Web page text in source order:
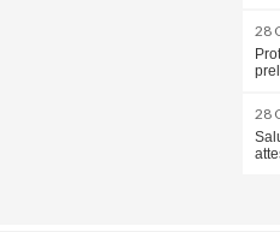
28
28